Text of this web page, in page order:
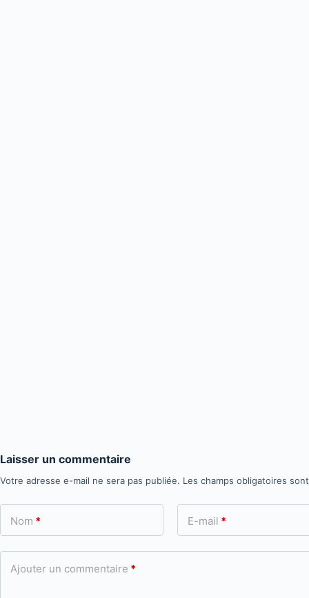
Laisser un commentaire
Votre adresse e-mail ne sera pas publiée. Les champs obligatoires
Nom * E-mail *
Ajouter un commentaire *